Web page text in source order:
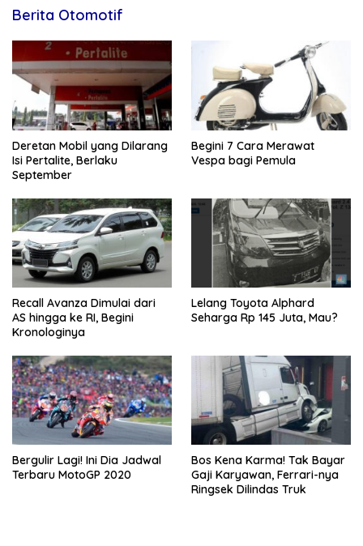
Berita Otomotif
Deretan Mobil yang Dilarang
Isi Pertalite, Berlaku
September
Begini 7 Cara Merawat
Vespa bagi Pemula
Recall Avanza Dimulai dari
AS hingga ke RI, Begini
Kronologinya
Lelang Toyota Alphard
Seharga Rp 145 Juta, Mau?
Bergulir Lagi! Ini Dia Jadwal
Terbaru MotoGP 2020
Bos Kena Karma! Tak Bayar
Gaji Karyawan, Ferrari-nya
Ringsek Dilindas Truk